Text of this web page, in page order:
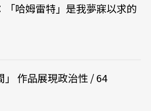
「哈姆雷特」是我夢寐以求的
」 作品展現政治性 / 64